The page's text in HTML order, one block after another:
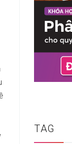
TAG